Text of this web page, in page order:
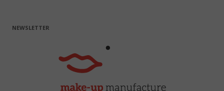
NEWSLETTER